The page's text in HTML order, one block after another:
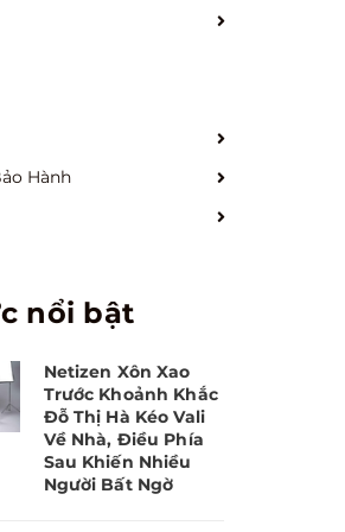
Hành
nổi bật
Netizen Xôn Xao
Trước Khoảnh Khắc
Đỗ Thị Hà Kéo Vali
Về Nhà, Điều Phía
Sau Khiến Nhiều
Người Bất Ngờ